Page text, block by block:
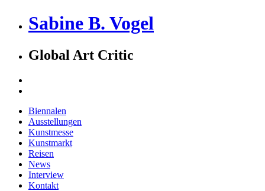
Sabine B. Vogel
Global Art Critic
Biennalen
Ausstellungen
Kunstmesse
Kunstmarkt
Reisen
News
Interview
Kontakt